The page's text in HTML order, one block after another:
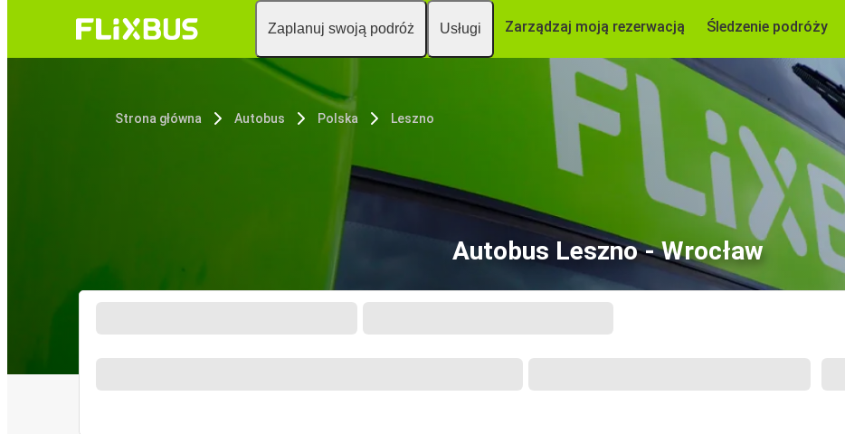
Zaplanuj swoją podróż Usługi Zarządzaj moją rezerwacją Śledzenie podróży
Strona główna Autobus Polska Leszno
Autobus Leszno - Wrocław